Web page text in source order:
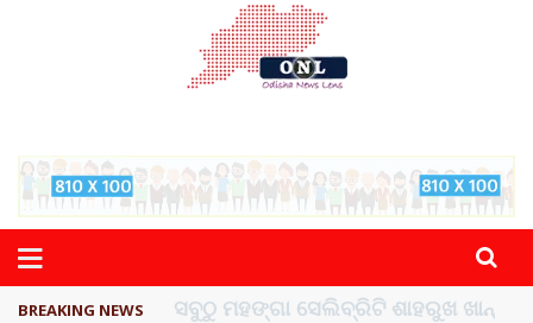
BREAKING NEWS ବିଏସ୍‌ପିର ବିଧାୟକ ଉମା ଶଙ୍କର ସିଂହଙ୍କ ...